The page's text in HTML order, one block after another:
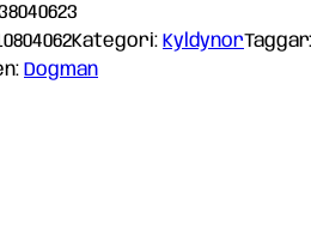
Kategori: KyldynorTaggar:
Dogman